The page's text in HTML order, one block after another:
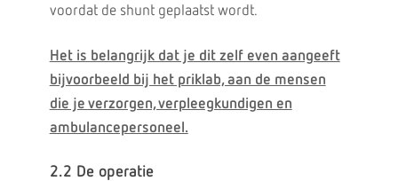
voordat de shunt geplaatst wordt.
Het is belangrijk dat je dit zelf even aangeeft
bijvoorbeeld bij het priklab, aan de mensen
die je verzorgen, verpleegkundigen en
ambulancepersoneel.
2.2 De operatie